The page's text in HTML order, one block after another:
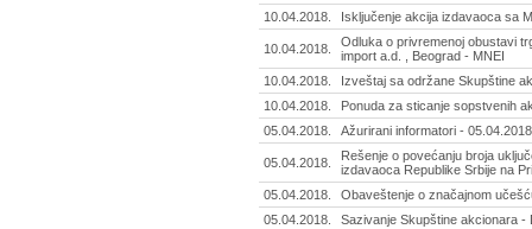
10.04.2018.
Isključenje akcija izdavaoca sa
10.04.2018.
Odluka o privremenoj obustavi
import a.d. , Beograd - MNEI
10.04.2018.
Izveštaj sa održane Skupštine
10.04.2018.
Ponuda za sticanje sopstvenih
05.04.2018.
Ažurirani informatori - 05.04.2018
05.04.2018.
Rešenje o povećanju broja
izdavaoca Republike Srbije na
05.04.2018.
Obaveštenje o značajnom
05.04.2018.
Sazivanje Skupštine akcionara -